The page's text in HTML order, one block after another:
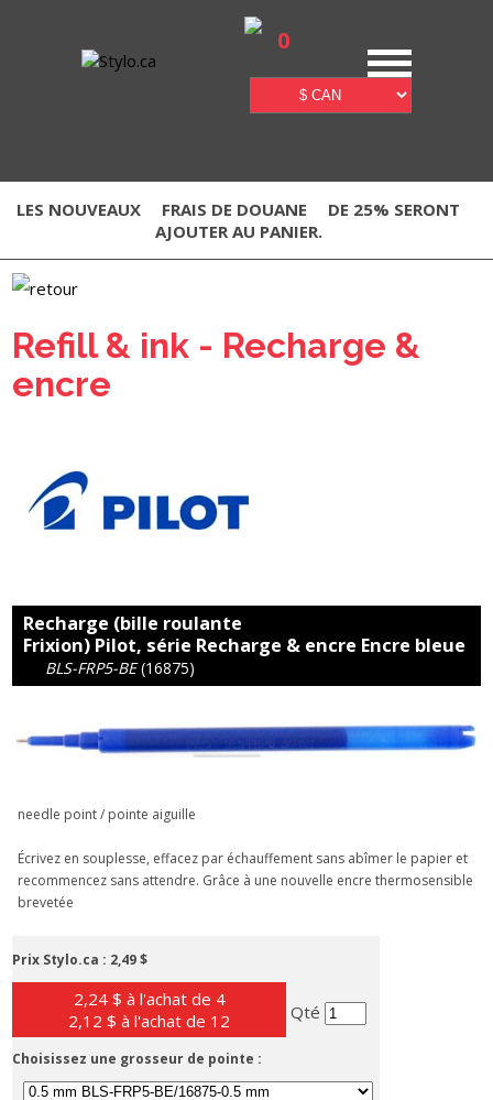
0
LES NOUVEAUX FRAIS DE DOUANE
DE 25% SERONT
AJOUTER AU PANIER.
Refill & ink - Recharge &
encre
Recharge (bille roulante
Frixion) Pilot, série Recharge & encre Encre bleue
BLS-FRP5-BE (16875)
needle point / pointe aiguille
Écrivez en souplesse, effacez par échauffement sans abîmer le papier et
recommencez sans attendre. Grâce à une nouvelle encre thermosensible
brevetée
Prix Stylo.ca : 2,49 $
2,24 $ à l'achat de 4
2,12 $ à l'achat de 12
Qté
Choisissez une grosseur de pointe :